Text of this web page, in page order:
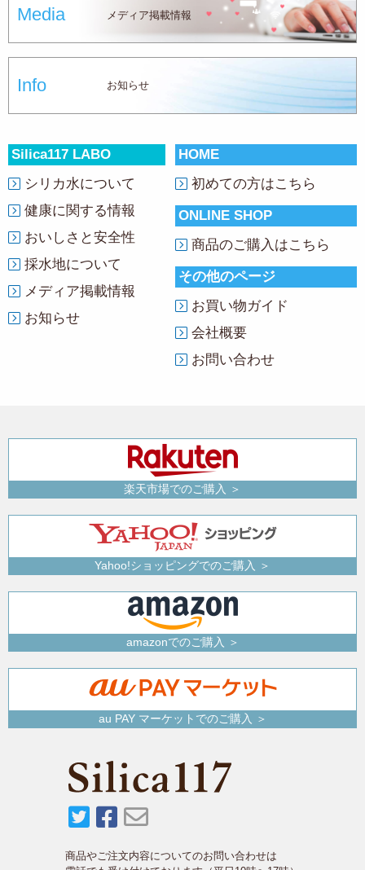
Media メディア掲載情報
Info お知らせ
Silica117 LABO
シリカ水について
健康に関する情報
おいしさと安全性
採水地について
メディア掲載情報
お知らせ
HOME
初めての方はこちら
ONLINE SHOP
商品のご購入はこちら
その他のページ
お買い物ガイド
会社概要
お問い合わせ
楽天市場でのご購入 ＞
Yahoo!ショッピングでのご購入 ＞
amazonでのご購入 ＞
au PAY マーケットでのご購入 ＞
商品やご注文内容についてのお問い合わせは